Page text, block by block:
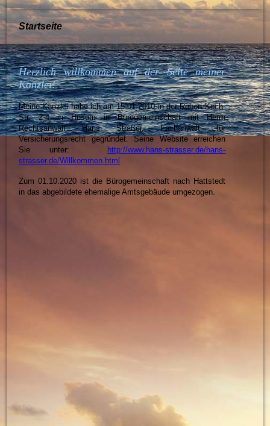
Startseite
Herzlich willkommen auf der Seite meiner
Kanzlei!
Meine Kanzlei habe ich am 15.01.2010 in der Robert-Koch-
Str. 2-4 in Husum in Bürogemeinschaft mit Herrn
Rechtsanwalt Hans Straßer, Fachanwalt für
Versicherungsrecht gegründet. Seine Website erreichen
Sie unter: http://www.hans-strasser.de/hans-
strasser.de/Willkommen.html
Zum 01.10.2020 ist die Bürogemeinschaft nach Hattstedt
in das abgebildete ehemalige Amtsgebäude umgezogen.